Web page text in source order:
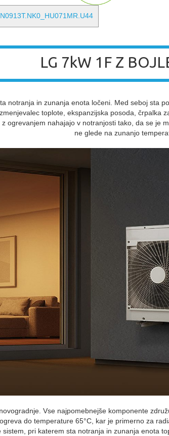
LG 7kW 1F Z
notranja in zunanja enota ločeni. Med seboj sta
toplote, ekspanzijska posoda, črpalka
ogrevanjem nahajajo v notranjosti tako, da se je
ne glede na zunanjo
Vse najpomebnejše komponente
do temperature 65°C, kar je primerno za
pri katerem sta notranja in zunanja enota